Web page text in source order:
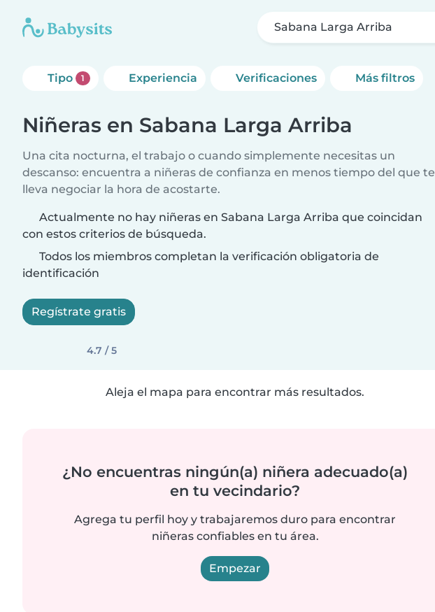
Sabana Larga Arriba
Tipo 1 Experiencia Verificaciones Más filtros
Niñeras en Sabana Larga Arriba
Una cita nocturna, el trabajo o cuando simplemente necesitas un
descanso: encuentra a niñeras de confianza en menos tiempo del que te
lleva negociar la hora de acostarte.
Actualmente no hay niñeras en Sabana Larga Arriba que coincidan
con estos criterios de búsqueda.
Todos los miembros completan la verificación obligatoria de
identificación
Regístrate gratis
4.7 / 5
Aleja el mapa para encontrar más resultados.
¿No encuentras ningún(a) niñera adecuado(a)
en tu vecindario?
Agrega tu perfil hoy y trabajaremos duro para encontrar
niñeras confiables en tu área.
Empezar